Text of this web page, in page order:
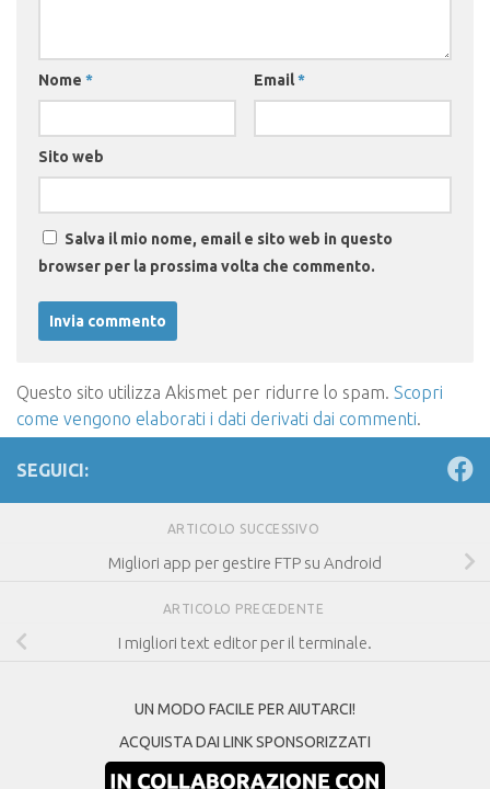
Nome * Email*
Sito web
Salva il mio nome, email e sito web in questo
browser per la prossima volta che commento.
Questo sito utilizza Akismet per ridurre lo spam. Scopri
come vengono elaborati i dati derivati dai commenti.
SEGUICI:
ARTICOLO SUCCESSIVO
Migliori app per gestire FTP su Android
ARTICOLO PRECEDENTE
I migliori text editor per il terminale.
UN MODO FACILE PER AIUTARCI!
ACQUISTA DAI LINK SPONSORIZZATI